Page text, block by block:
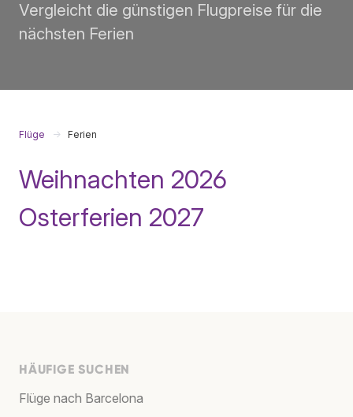
Vergleicht die günstigen Flugpreise für die
nächsten Ferien
Flüge Ferien
Weihnachten 2026
Osterferien 2027
HÄUFIGE SUCHEN
Flüge nach Barcelona